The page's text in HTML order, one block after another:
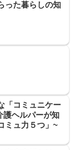
った暮らしの知
「コミュニケー
護ヘルパーが知
ミュ力５つ」~